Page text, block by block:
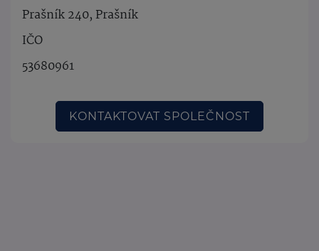
Prašník 240, Prašník
IČO
53680961
KONTAKTOVAT SPOLEČNOST